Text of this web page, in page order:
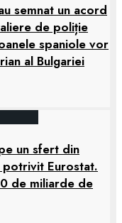
semnat un acord
de poliție
spaniole vor
al Bulgariei
un sfert din
potrivit Eurostat.
de miliarde de